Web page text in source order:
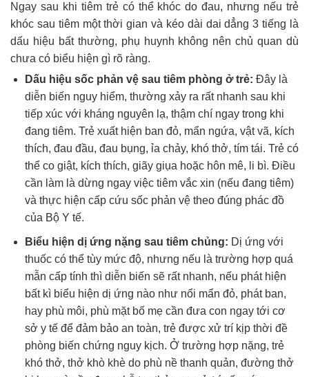
Ngay sau khi tiêm trẻ có thể khóc do đau, nhưng nếu trẻ
khóc sau tiêm một thời gian và kéo dài dai dẳng 3 tiếng là
dấu hiệu bất thường, phụ huynh không nên chủ quan dù
chưa có biểu hiện gì rõ ràng.
Dấu hiệu sốc phản vệ sau tiêm phòng ở trẻ: Đây là
diễn biến nguy hiểm, thường xảy ra rất nhanh sau khi
tiếp xúc với kháng nguyên lạ, thậm chí ngay trong khi
đang tiêm. Trẻ xuất hiện ban đỏ, mẩn ngứa, vật vã, kích
thích, đau đầu, đau bụng, ỉa chảy, khó thở, tím tái. Trẻ có
thể co giật, kích thích, giãy giụa hoặc hôn mê, li bì. Điều
cần làm là dừng ngay việc tiêm vắc xin (nếu đang tiêm)
và thực hiện cấp cứu sốc phản vệ theo đúng phác đồ
của Bộ Y tế.
Biểu hiện dị ứng nặng sau tiêm chủng: Dị ứng với
thuốc có thể tùy mức độ, nhưng nếu là trường hợp quá
mẫn cấp tính thì diễn biến sẽ rất nhanh, nếu phát hiện
bất kì biểu hiện dị ứng nào như nổi mẩn đỏ, phát ban,
hay phù môi, phù mặt bố mẹ cần đưa con ngay tới cơ
sở y tế để đảm bảo an toàn, trẻ được xử trí kịp thời đề
phòng biến chứng nguy kịch. Ở trường hợp nặng, trẻ
khó thở, thở khò khè do phù nề thanh quản, đường thở